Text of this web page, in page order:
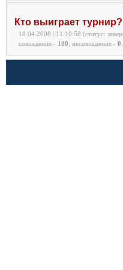
Кто выиграет турнир?
18.04.2008 | 11:10:58 (статус:
совпадение - 100; несовпадение - 0